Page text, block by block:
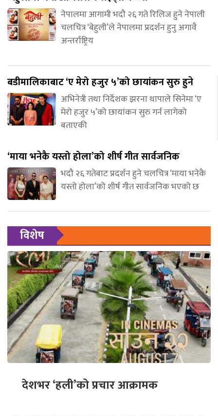
नेपालमा आगामी भदौ २६ गते रिलिज हुने नेपाली
चलचित्र ‘बेहुली’ले नेपालमा प्रदर्शन हुनु अगावै
अन्तर्राष्ट्रिय
बडीमालिकाबाट ‘ए मेरो हजुर ५’को छायांकन सुरु हुने
अभिनेत्री तथा निर्देशक झरना थापाले सिनेमा ‘ए
मेरो हजुर ५’को छायांकन सुरु गर्न लागेको
बताएकी
‘माया भनेकै यस्तो होला’को शीर्ष गीत सार्वजनिक
भदौ २६ गतेबाट प्रदर्शन हुने चलचित्र ‘माया भनेकै
यस्तो होला’को शीर्ष गीत सार्वजनिक भएको छ
विशेष
देशभर ‘हली’को प्रचार आक्रामक